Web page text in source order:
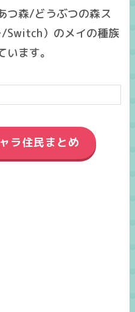
つ森/どうぶつの森ス
Switch）のメイの種族
います。
ラ住民まとめ